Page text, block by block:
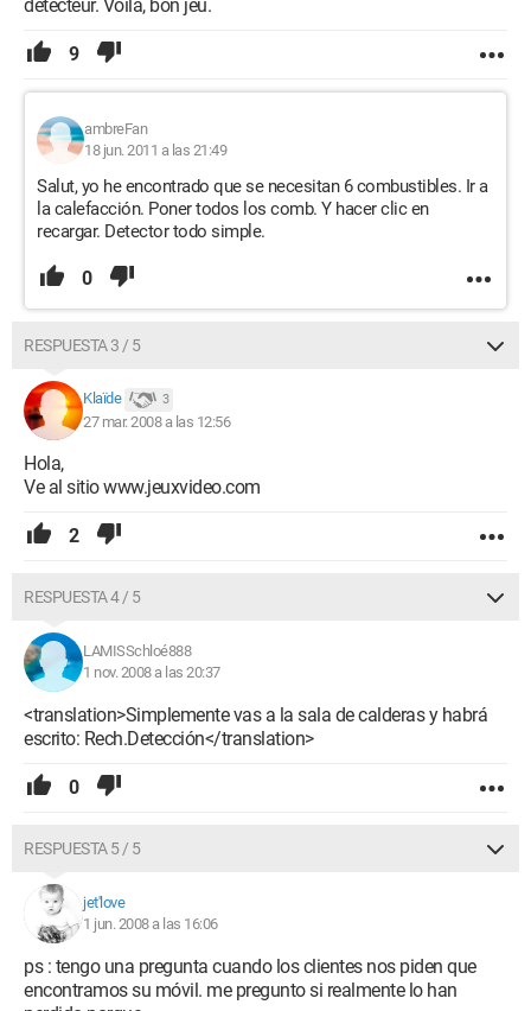
détecteur. Voilà, bon jeu.
9
ambreFan
18 jun. 2011 a las 21:49
Salut, yo he encontrado que se necesitan 6 combustibles. Ir a
la calefacción. Poner todos los comb. Y hacer clic en
recargar. Detector todo simple.
0
RESPUESTA 3 / 5
Klaïde 3
27 mar. 2008 a las 12:56
Hola,
Ve al sitio www.jeuxvideo.com
2
RESPUESTA 4 / 5
LAMISSchloé888
1 nov. 2008 a las 20:37
<translation>Simplemente vas a la sala de calderas y habrá
escrito: Rech.Detección</translation>
0
RESPUESTA 5 / 5
jet'love
1 jun. 2008 a las 16:06
ps : tengo una pregunta cuando los clientes nos piden que
encontramos su móvil. me pregunto si realmente lo han